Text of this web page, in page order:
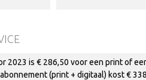
2023 is € 286,50 voor een print of
(print + digitaal) kost €